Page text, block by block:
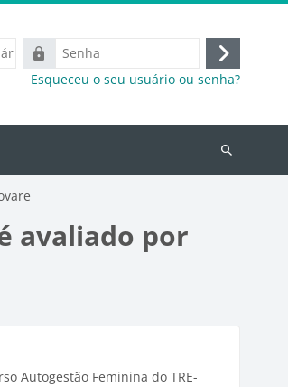
Senha
Acessar
Esqueceu o seu usuário ou senha?
Buscar
avaliado por
Autogestão Feminina do TRE-